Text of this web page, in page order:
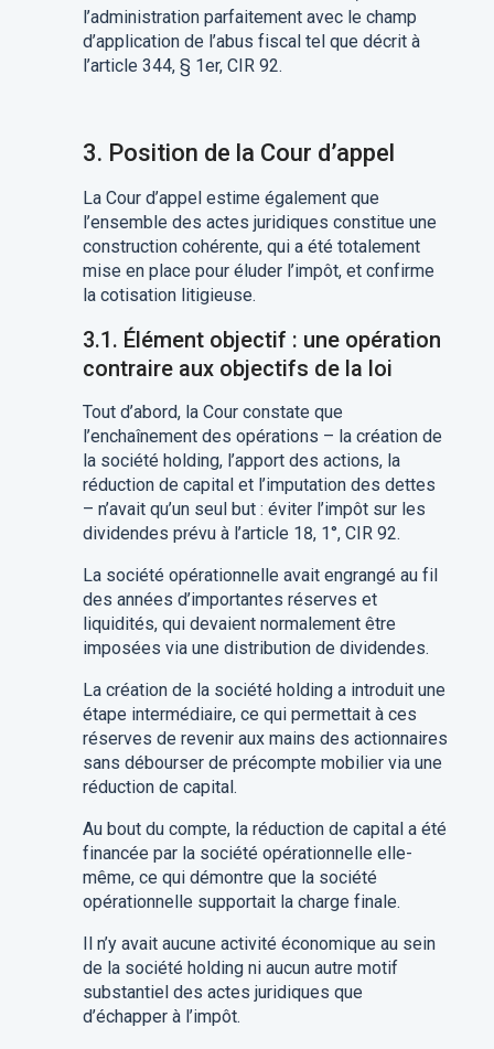
l’administration parfaitement avec le champ
d’application de l’abus fiscal tel que décrit à
l’article 344, § 1er, CIR 92.
3. Position de la Cour d’appel
La Cour d’appel estime également que
l’ensemble des actes juridiques constitue une
construction cohérente, qui a été totalement
mise en place pour éluder l’impôt, et confirme
la cotisation litigieuse.
3.1. Élément objectif : une opération
contraire aux objectifs de la loi
Tout d’abord, la Cour constate que
l’enchaînement des opérations – la création de
la société holding, l’apport des actions, la
réduction de capital et l’imputation des dettes
– n’avait qu’un seul but : éviter l’impôt sur les
dividendes prévu à l’article 18, 1°, CIR 92.
La société opérationnelle avait engrangé au fil
des années d’importantes réserves et
liquidités, qui devaient normalement être
imposées via une distribution de dividendes.
La création de la société holding a introduit une
étape intermédiaire, ce qui permettait à ces
réserves de revenir aux mains des actionnaires
sans débourser de précompte mobilier via une
réduction de capital.
Au bout du compte, la réduction de capital a été
financée par la société opérationnelle elle-
même, ce qui démontre que la société
opérationnelle supportait la charge finale.
Il n’y avait aucune activité économique au sein
de la société holding ni aucun autre motif
substantiel des actes juridiques que
d’échapper à l’impôt.